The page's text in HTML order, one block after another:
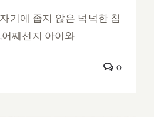
기에 좁지 않은 넉넉한 침
째선지 아이와
0